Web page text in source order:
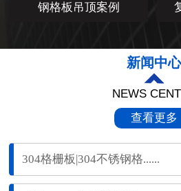
钢格板吊顶案例
新闻中心
NEWS
查看更多
304格栅板|304不锈钢格......